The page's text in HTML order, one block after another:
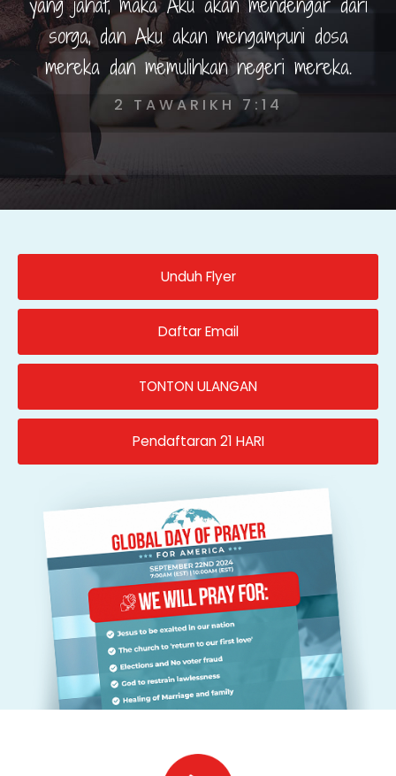
sorga, dan Aku akan mengampuni dosa
mereka dan memulihkan negeri mereka.
2 TAWARIKH 7:14
Unduh Flyer
Daftar Email
TONTON ULANGAN
Pendaftaran 21 HARI